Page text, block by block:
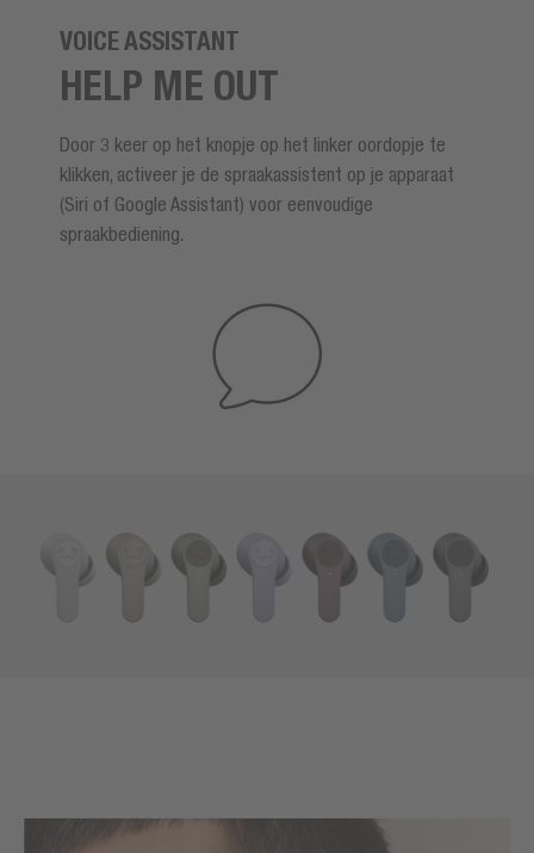
VOICE ASSISTANT
HELP ME OUT
Door 3 keer op het knopje op het linker oordopje te
klikken, activeer je de spraakassistent op je apparaat
(Siri of Google Assistant) voor eenvoudige
spraakbediening.